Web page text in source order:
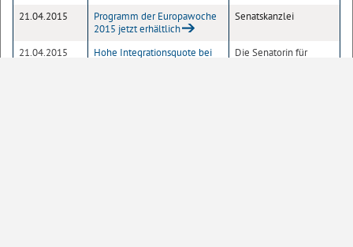
21.04.2015
Programm der Europawoche
2015 jetzt erhältlich
Senatskanzlei
21.04.2015
Hohe Integrationsquote bei
Die Senatorin für